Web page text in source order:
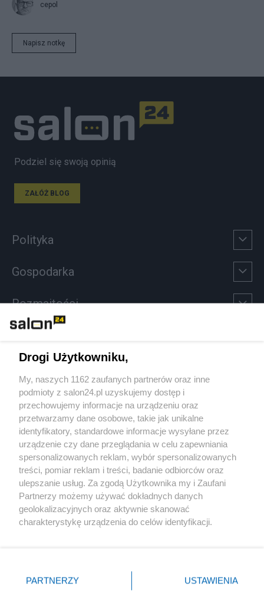
cepol
Napisz notkę
Podziel się swoją opinią
ZAŁÓŻ BLOG
Polityka
Gospodarka
Rozmaitości
Sport
Społeczeństwo
Kultura
X Facebook Instagram Youtube
Drogi Użytkowniku,
My, naszych 1162 zaufanych partnerów oraz inne
podmioty z salon24.pl uzyskujemy dostęp i
przechowujemy informacje na urządzeniu oraz
przetwarzamy dane osobowe, takie jak unikalne
identyfikatory, standardowe informacje wysyłane przez
urządzenie czy dane przeglądania w celu zapewniania
spersonalizowanych reklam, wybór spersonalizowanych
treści, pomiar reklam i treści, badanie odbiorców oraz
ulepszanie usług. Za zgodą Użytkownika my i Zaufani
Partnerzy możemy używać dokładnych danych
geolokalizacyjnych oraz aktywnie skanować
charakterystykę urządzenia do celów identyfikacji.
zmienić/wycofać klikając przycisk ustawień prywatności
znajdujący się w lewym dolnym rogu strony
PARTNERZY USTAWIENIA